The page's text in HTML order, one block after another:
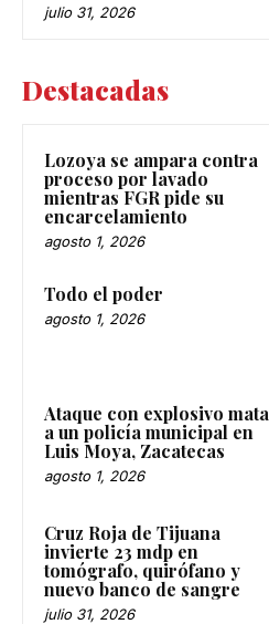
julio 31, 2026
Destacadas
Lozoya se ampara contra
proceso por lavado
mientras FGR pide su
encarcelamiento
agosto 1, 2026
Todo el poder
agosto 1, 2026
Ataque con explosivo mata
a un policía municipal en
Luis Moya, Zacatecas
agosto 1, 2026
Cruz Roja de Tijuana
invierte 23 mdp en
tomógrafo, quirófano y
nuevo banco de sangre
julio 31, 2026